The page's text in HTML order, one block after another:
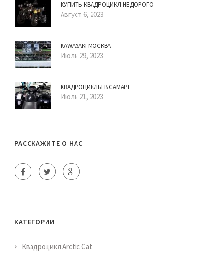
КУПИТЬ КВАДРОЦИКЛ НЕДОРОГО
Август 6, 2023
KAWASAKI МОСКВА
Июль 29, 2023
КВАДРОЦИКЛЫ В САМАРЕ
Июль 21, 2023
РАССКАЖИТЕ О НАС
КАТЕГОРИИ
Квадроцикл Arctic Cat